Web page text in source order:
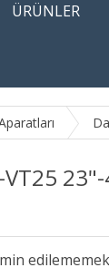
ÜRÜNLER
VT25